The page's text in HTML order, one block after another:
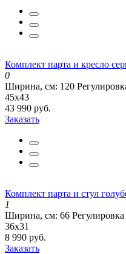
Комплект парта и кресло
0
Ширина, см: 120
45х43
43 990 руб.
Заказать
Комплект парта и стул
1
Ширина, см: 66
36х31
8 990 руб.
Заказать